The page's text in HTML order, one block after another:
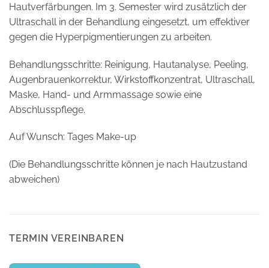
Hautverfärbungen. Im 3. Semester wird zusätzlich der
Ultraschall in der Behandlung eingesetzt, um effektiver
gegen die Hyperpigmentierungen zu arbeiten.
Behandlungsschritte: Reinigung, Hautanalyse, Peeling,
Augenbrauenkorrektur, Wirkstoffkonzentrat, Ultraschall,
Maske, Hand- und Armmassage sowie eine
Abschlusspflege.
Auf Wunsch: Tages Make-up
(Die Behandlungsschritte können je nach Hautzustand
abweichen)
TERMIN VEREINBAREN